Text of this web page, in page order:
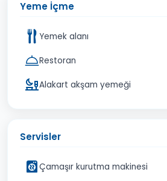
Yeme İçme
Yemek alanı
Restoran
Alakart akşam yemeği
Servisler
Çamaşır kurutma makinesi